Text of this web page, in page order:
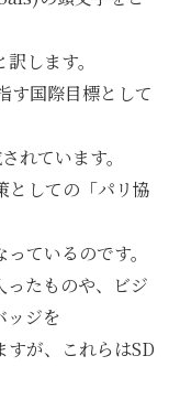
します。
す国際目標として
れています。
としての「パリ協
ているのです。
ったものや、ビジ
ッジを
が、これらはSD